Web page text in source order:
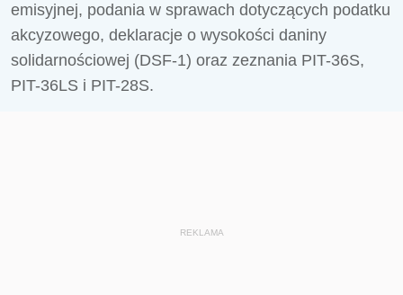
emisyjnej, podania w sprawach dotyczących podatku
akcyzowego, deklaracje o wysokości daniny
solidarnościowej (DSF-1) oraz zeznania PIT-36S,
PIT-36LS i PIT-28S.
REKLAMA